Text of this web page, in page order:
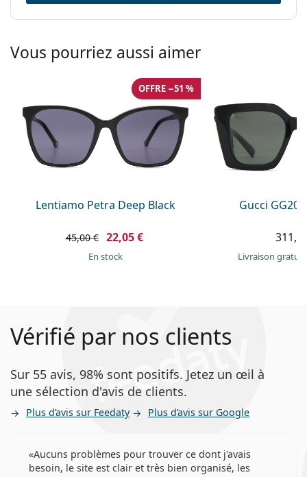
Vous pourriez aussi aimer
Lentiamo Petra Deep Black
OFFRE −51 %
45,00 € 22,05 €
en stock
Gucci
Livraison
Vérifié par nos clients
Sur 55 avis, 98% sont positifs. Jetez un œil à
une sélection d'avis de clients.
Plus d’avis sur Feedaty Plus d’avis sur Google
Aucuns problèmes pour trouver ce dont j'avais
besoin, le site est clair et très bien organisé, les